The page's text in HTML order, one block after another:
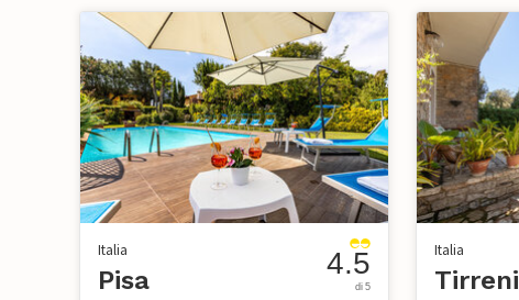
Italia
Pisa 4.5
di 5
Italia